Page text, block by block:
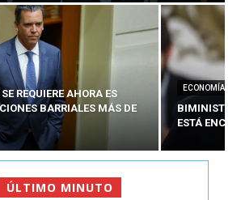
REQUIERE AHORA ES
BARRIALES MÁS DE
ECONOMÍA
BIMINISTRO
ESTÁ
ÚLTIMO MINUTO